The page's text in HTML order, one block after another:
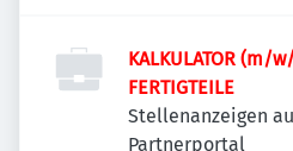
KALKULATOR (m/
FERTIGTEILE
Stellenanzeigen
Partnerportal